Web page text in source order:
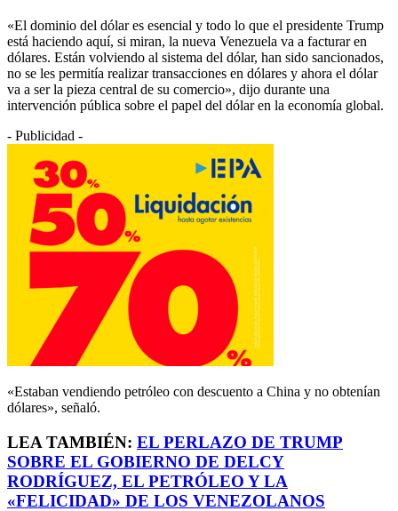
«El dominio del dólar es esencial y todo lo que el presidente Trump
está haciendo aquí, si miran, la nueva Venezuela va a facturar en
dólares. Están volviendo al sistema del dólar, han sido sancionados,
no se les permitía realizar transacciones en dólares y ahora el dólar
va a ser la pieza central de su comercio», dijo durante una
intervención pública sobre el papel del dólar en la economía global.
- Publicidad -
«Estaban vendiendo petróleo con descuento a China y no obtenían
dólares», señaló.
LEA TAMBIÉN: EL PERLAZO DE TRUMP
SOBRE EL GOBIERNO DE DELCY
RODRÍGUEZ, EL PETRÓLEO Y LA
«FELICIDAD» DE LOS VENEZOLANOS